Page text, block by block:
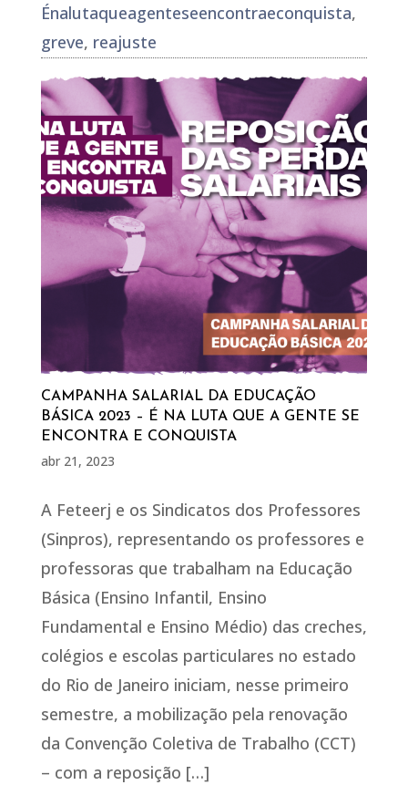
Énalutaqueagenteseencontraeconquista,
greve, reajuste
CAMPANHA SALARIAL DA EDUCAÇÃO
BÁSICA 2023 – É NA LUTA QUE A GENTE SE
ENCONTRA E CONQUISTA
abr 21, 2023
A Feteerj e os Sindicatos dos Professores
(Sinpros), representando os professores e
professoras que trabalham na Educação
Básica (Ensino Infantil, Ensino
Fundamental e Ensino Médio) das creches,
colégios e escolas particulares no estado
do Rio de Janeiro iniciam, nesse primeiro
semestre, a mobilização pela renovação
da Convenção Coletiva de Trabalho (CCT)
– com a reposição […]